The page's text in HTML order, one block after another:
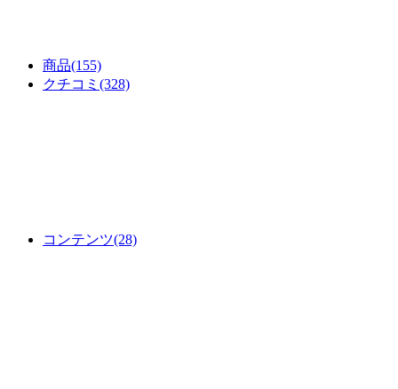
商品(155)
クチコミ (328)
コンテンツ(28)